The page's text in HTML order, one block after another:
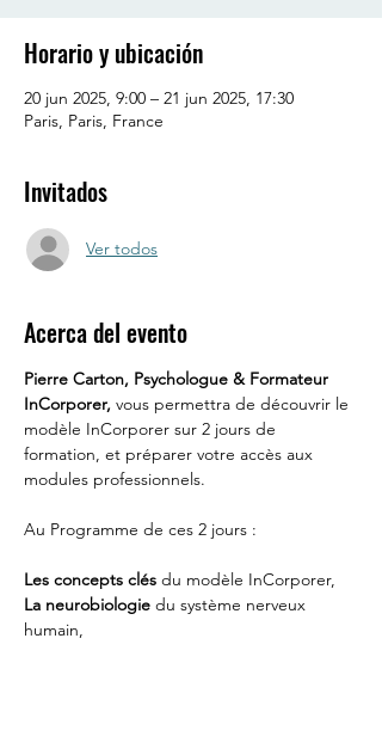
Horario y ubicación
20 jun 2025, 9:00 – 21 jun 2025, 17:30
Paris, Paris, France
Invitados
Ver todos
Acerca del evento
Pierre Carton, Psychologue & Formateur
InCorporer, vous permettra de découvrir le
modèle InCorporer sur 2 jours de
formation, et préparer votre accès aux
modules professionnels.
Au Programme de ces 2 jours :
Les concepts clés du modèle InCorporer,
La neurobiologie du système nerveux
humain,